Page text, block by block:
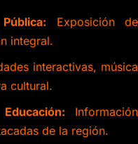
Exposición de
integral.
interactivas, música
cultural.
Información
de la región.